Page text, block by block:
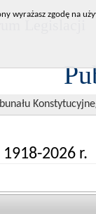
2026 r.
wyrażasz zgodę na